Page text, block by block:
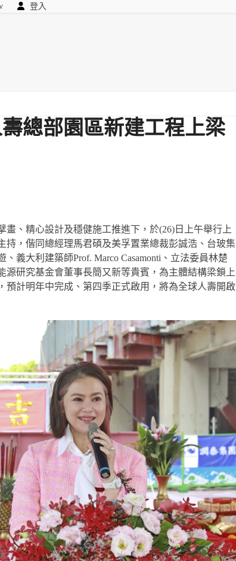
登入
總部園區新建工程上梁
、精心設計及穩健施工推進下，於(26)日上午舉行上
持，偕同總經理馬君碩及美孚置業總裁彭誠浩、台玻集
義大利建築師Prof. Marco Casamonti、立法委員林楚
源研究基金會董事長簡又新等貴賓，為主體結構梁鎖上
預計明年中完成、第四季正式啟用，將為全球人壽開啟